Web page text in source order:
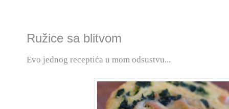
Ružice sa blitvom
Evo jednog receptića u mom odsustvu...